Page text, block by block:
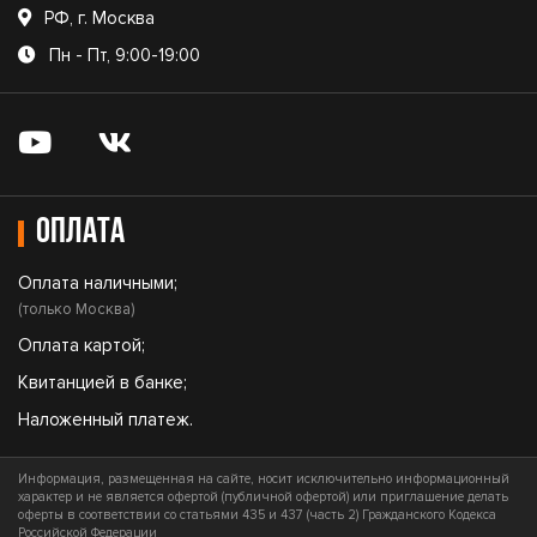
РФ, г. Москва
Пн - Пт, 9:00-19:00
Оплата
Оплата наличными;
(только Москва)
Оплата картой;
Квитанцией в банке;
Наложенный платеж.
Информация, размещенная на сайте, носит исключительно информационный
характер и не является офертой (публичной офертой) или приглашение делать
оферты в соответствии со статьями 435 и 437 (часть 2) Гражданского Кодекса
Российской Федерации